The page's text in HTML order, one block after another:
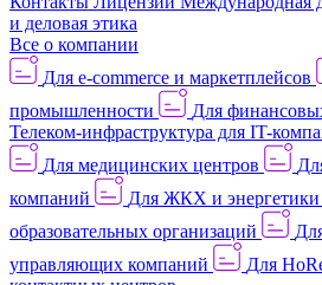
и деловая этика
Все о компании
Для e-commerce и маркетплейсов
промышленности
Для
Телеком-инфраструктура для IT-
Для медицинских центров
компаний
Для ЖКХ и энергетики
образовательных организаций
управляющих компаний
Для